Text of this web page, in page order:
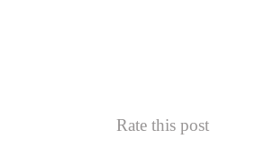
Rate this post